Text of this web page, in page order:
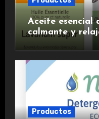
Aceite esencial
calmante y
Productos